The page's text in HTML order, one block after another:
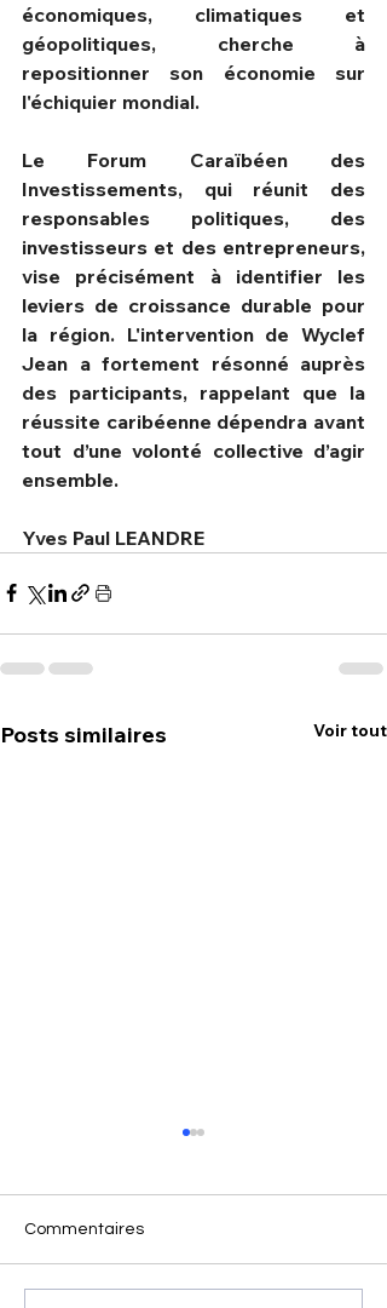
économiques, climatiques et
géopolitiques, cherche à
repositionner son économie sur
l'échiquier mondial.
Le Forum Caraïbéen des
Investissements, qui réunit des
responsables politiques, des
investisseurs et des entrepreneurs,
vise précisément à identifier les
leviers de croissance durable pour
la région. L'intervention de Wyclef
Jean a fortement résonné auprès
des participants, rappelant que la
réussite caribéenne dépendra avant
tout d’une volonté collective d’agir
ensemble.
Yves Paul LEANDRE
Posts similaires Voir tout
Commentaires